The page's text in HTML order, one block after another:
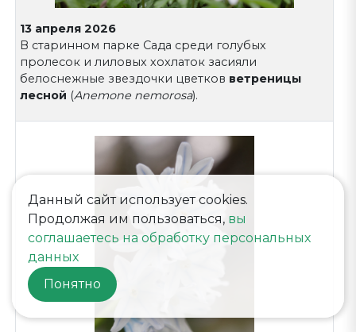
13 апреля 2026
В старинном парке Сада среди голубых
пролесок и лиловых хохлаток засияли
белоснежные звездочки цветков ветреницы
лесной (Anemone nemorosa).
Данный сайт использует cookies.
Продолжая им пользоваться, вы
соглашаетесь на обработку персональных
данных
Понятно